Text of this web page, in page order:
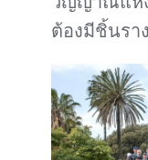
ต้องมีชิ้นรา